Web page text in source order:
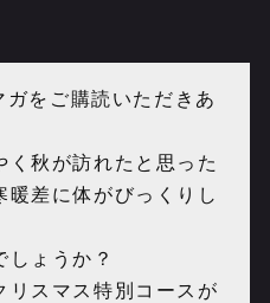
をご購読いただきあ
秋が訪れたと思った
暖差に体がびっくりし
しょうか？
リスマス特別コースが